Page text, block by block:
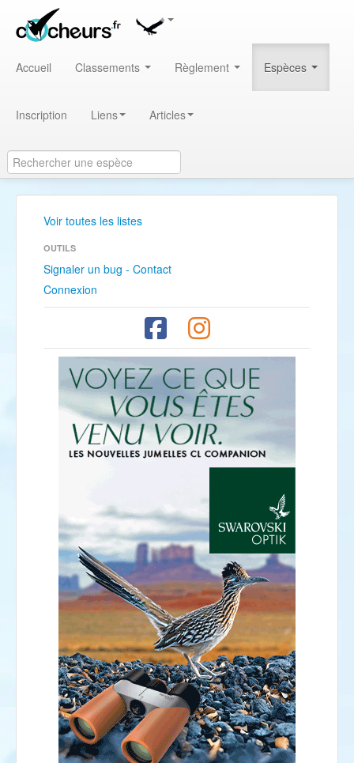
Accueil Classements Règlement Espèces
Inscription Liens Articles
Voir toutes les listes
OUTILS
Signaler un bug - Contact
Connexion